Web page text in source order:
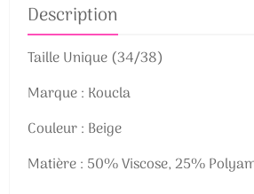
Description
Taille Unique (34/38)
Marque : Koucla
Couleur : Beige
Matière : 50% Viscose, 25%